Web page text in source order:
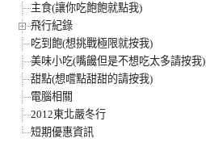
主食(讓你吃飽飽就點我)
飛行紀錄
吃到飽(想挑戰極限就按我)
美味小吃(嘴饞但是不想吃太多請按我)
甜點(想嚐點甜甜的請按我)
電腦相關
2012東北嚴冬行
短期優惠資訊